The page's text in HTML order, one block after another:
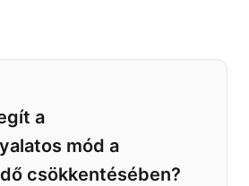
a
mód a
csökkentésében?